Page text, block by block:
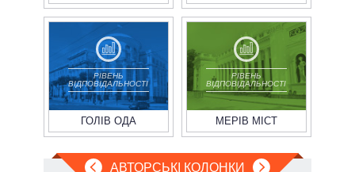
РІВЕНЬ
ВІДПОВІДАЛЬНОСТІ
ГОЛІВ ОДА
РІВЕНЬ
ВІДПОВІДАЛЬНОСТІ
МЕРІВ МІСТ
АВТОРСЬКІ КОЛОНКИ